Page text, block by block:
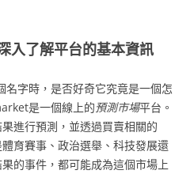
了解平台的基本資訊
字時，是否好奇它究竟是一個怎
是一個線上的預測市場平台。
進行預測，並透過買賣相關的
體育賽事、政治選舉、科技發展還
的事件，都可能成為這個市場上